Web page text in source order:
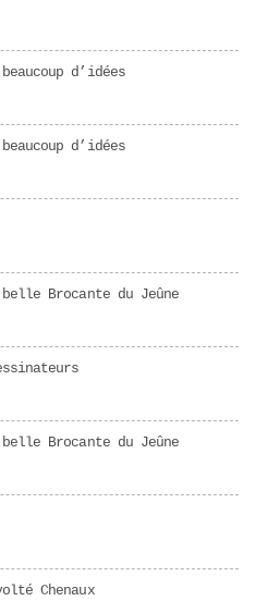
d’idées
d’idées
Brocante du Jeûne
Brocante du Jeûne
Chenaux